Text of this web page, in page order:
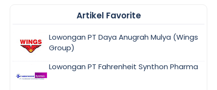
Artikel Favorite
Lowongan PT Daya Anugrah Mulya (Wings
Group)
Lowongan PT Fahrenheit Synthon Pharma